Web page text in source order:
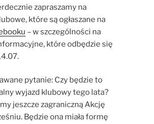
zapraszamy na
które są ogłaszane na
– w szczególności na
które odbędzie się
pytanie: Czy będzie to
wyjazd klubowy tego lata?
jeszcze zagraniczną Akcję
Będzie ona miała formę